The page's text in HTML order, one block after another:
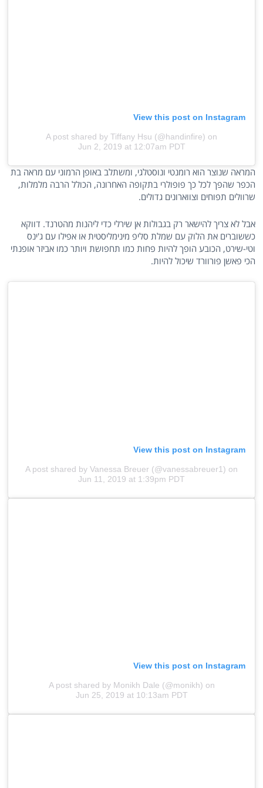
View this post on Instagram
A post shared by Tiffany Hsu (@handinfire) on
Jun 2, 2019 at 12:07am PDT
המראה שנוצר הוא רומנטי ונוסטלגי, ומשתלב באופן הרמוני עם מראה בת
הכפר שהפך לכל כך פופולרי בתקופה האחרונה, הכולל הרבה מלמלות,
שרוולים תפוחים וצווארונים גדולים.
אבל לא צריך להישאר רק בגבולות אן שירלי כדי ליהנות מהטרנד. דווקא
כששוברים את הלוק עם שמלת סליפ מינימליסטית או אפילו עם ג'ינס
וטי-שירט, הכובע הופך להיות פחות כמו תחפושת ויותר כמו אביזר אופנתי
הכי פאשן פורוורד שיכול להיות.
View this post on Instagram
A post shared by Vanessa Breuer (@vanessabreuer1) on
Jun 11, 2019 at 1:39pm PDT
View this post on Instagram
A post shared by Monikh Dale (@monikh) on
Jun 25, 2019 at 10:13am PDT